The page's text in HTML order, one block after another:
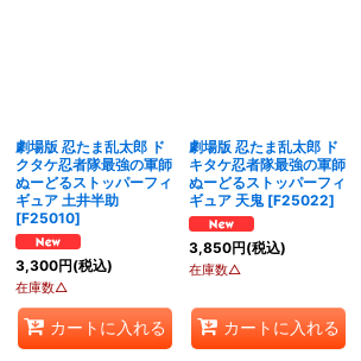
劇場版 忍たま乱太郎 ド
クタケ忍者隊最強の軍師
ぬーどるストッパーフィ
ギュア 土井半助
[F25010]
3,300円(税込)
在庫数△
カートに入れる
劇場版 忍たま乱太郎 ド
キタケ忍者隊最強の軍師
ぬーどるストッパーフィ
ギュア 天鬼 [F25022]
3,850円(税込)
在庫数△
カートに入れる